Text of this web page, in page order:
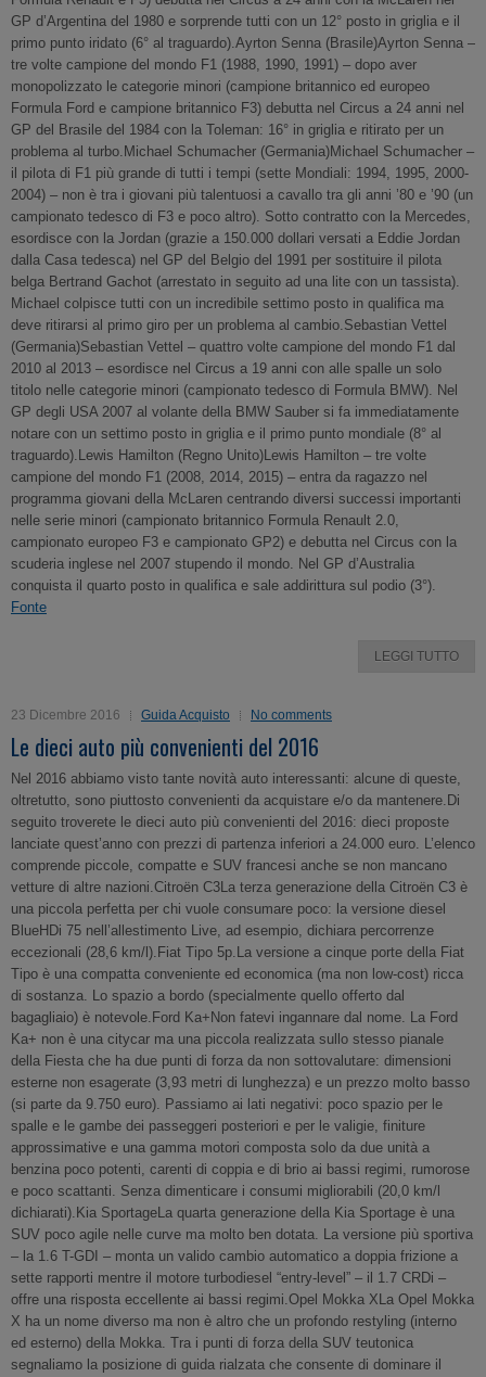
GP d’Argentina del 1980 e sorprende tutti con un 12° posto in griglia e il
primo punto iridato (6° al traguardo).Ayrton Senna (Brasile)Ayrton Senna –
tre volte campione del mondo F1 (1988, 1990, 1991) – dopo aver
monopolizzato le categorie minori (campione britannico ed europeo
Formula Ford e campione britannico F3) debutta nel Circus a 24 anni nel
GP del Brasile del 1984 con la Toleman: 16° in griglia e ritirato per un
problema al turbo.Michael Schumacher (Germania)Michael Schumacher –
il pilota di F1 più grande di tutti i tempi (sette Mondiali: 1994, 1995, 2000-
2004) – non è tra i giovani più talentuosi a cavallo tra gli anni ’80 e ’90 (un
campionato tedesco di F3 e poco altro). Sotto contratto con la Mercedes,
esordisce con la Jordan (grazie a 150.000 dollari versati a Eddie Jordan
dalla Casa tedesca) nel GP del Belgio del 1991 per sostituire il pilota
belga Bertrand Gachot (arrestato in seguito ad una lite con un tassista).
Michael colpisce tutti con un incredibile settimo posto in qualifica ma
deve ritirarsi al primo giro per un problema al cambio.Sebastian Vettel
(Germania)Sebastian Vettel – quattro volte campione del mondo F1 dal
2010 al 2013 – esordisce nel Circus a 19 anni con alle spalle un solo
titolo nelle categorie minori (campionato tedesco di Formula BMW). Nel
GP degli USA 2007 al volante della BMW Sauber si fa immediatamente
notare con un settimo posto in griglia e il primo punto mondiale (8° al
traguardo).Lewis Hamilton (Regno Unito)Lewis Hamilton – tre volte
campione del mondo F1 (2008, 2014, 2015) – entra da ragazzo nel
programma giovani della McLaren centrando diversi successi importanti
nelle serie minori (campionato britannico Formula Renault 2.0,
campionato europeo F3 e campionato GP2) e debutta nel Circus con la
scuderia inglese nel 2007 stupendo il mondo. Nel GP d’Australia
conquista il quarto posto in qualifica e sale addirittura sul podio (3°).
Fonte
LEGGI TUTTO
23 Dicembre 2016 Guida Acquisto No comments
Le dieci auto più convenienti del 2016
Nel 2016 abbiamo visto tante novità auto interessanti: alcune di queste,
oltretutto, sono piuttosto convenienti da acquistare e/o da mantenere.Di
seguito troverete le dieci auto più convenienti del 2016: dieci proposte
lanciate quest’anno con prezzi di partenza inferiori a 24.000 euro. L’elenco
comprende piccole, compatte e SUV francesi anche se non mancano
vetture di altre nazioni.Citroën C3La terza generazione della Citroën C3 è
una piccola perfetta per chi vuole consumare poco: la versione diesel
BlueHDi 75 nell’allestimento Live, ad esempio, dichiara percorrenze
eccezionali (28,6 km/l).Fiat Tipo 5p.La versione a cinque porte della Fiat
Tipo è una compatta conveniente ed economica (ma non low-cost) ricca
di sostanza. Lo spazio a bordo (specialmente quello offerto dal
bagagliaio) è notevole.Ford Ka+Non fatevi ingannare dal nome. La Ford
Ka+ non è una citycar ma una piccola realizzata sullo stesso pianale
della Fiesta che ha due punti di forza da non sottovalutare: dimensioni
esterne non esagerate (3,93 metri di lunghezza) e un prezzo molto basso
(si parte da 9.750 euro). Passiamo ai lati negativi: poco spazio per le
spalle e le gambe dei passeggeri posteriori e per le valigie, finiture
approssimative e una gamma motori composta solo da due unità a
benzina poco potenti, carenti di coppia e di brio ai bassi regimi, rumorose
e poco scattanti. Senza dimenticare i consumi migliorabili (20,0 km/l
dichiarati).Kia SportageLa quarta generazione della Kia Sportage è una
SUV poco agile nelle curve ma molto ben dotata. La versione più sportiva
– la 1.6 T-GDI – monta un valido cambio automatico a doppia frizione a
sette rapporti mentre il motore turbodiesel “entry-level” – il 1.7 CRDi –
offre una risposta eccellente ai bassi regimi.Opel Mokka XLa Opel Mokka
X ha un nome diverso ma non è altro che un profondo restyling (interno
ed esterno) della Mokka. Tra i punti di forza della SUV teutonica
segnaliamo la posizione di guida rialzata che consente di dominare il